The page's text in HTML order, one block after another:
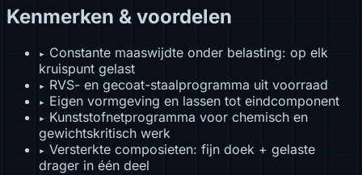
Kenmerken & voordelen
▸ Constante maaswijdte onder belasting: op elk
kruispunt gelast
▸ RVS- en gecoat-staalprogramma uit voorraad
▸ Eigen vormgeving en lassen tot eindcomponent
▸ Kunststofnetprogramma voor chemisch en
gewichtskritisch werk
▸ Versterkte composieten: fijn doek + gelaste
drager in één deel